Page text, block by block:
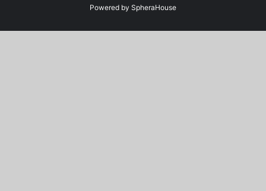
Powered by SpheraHouse